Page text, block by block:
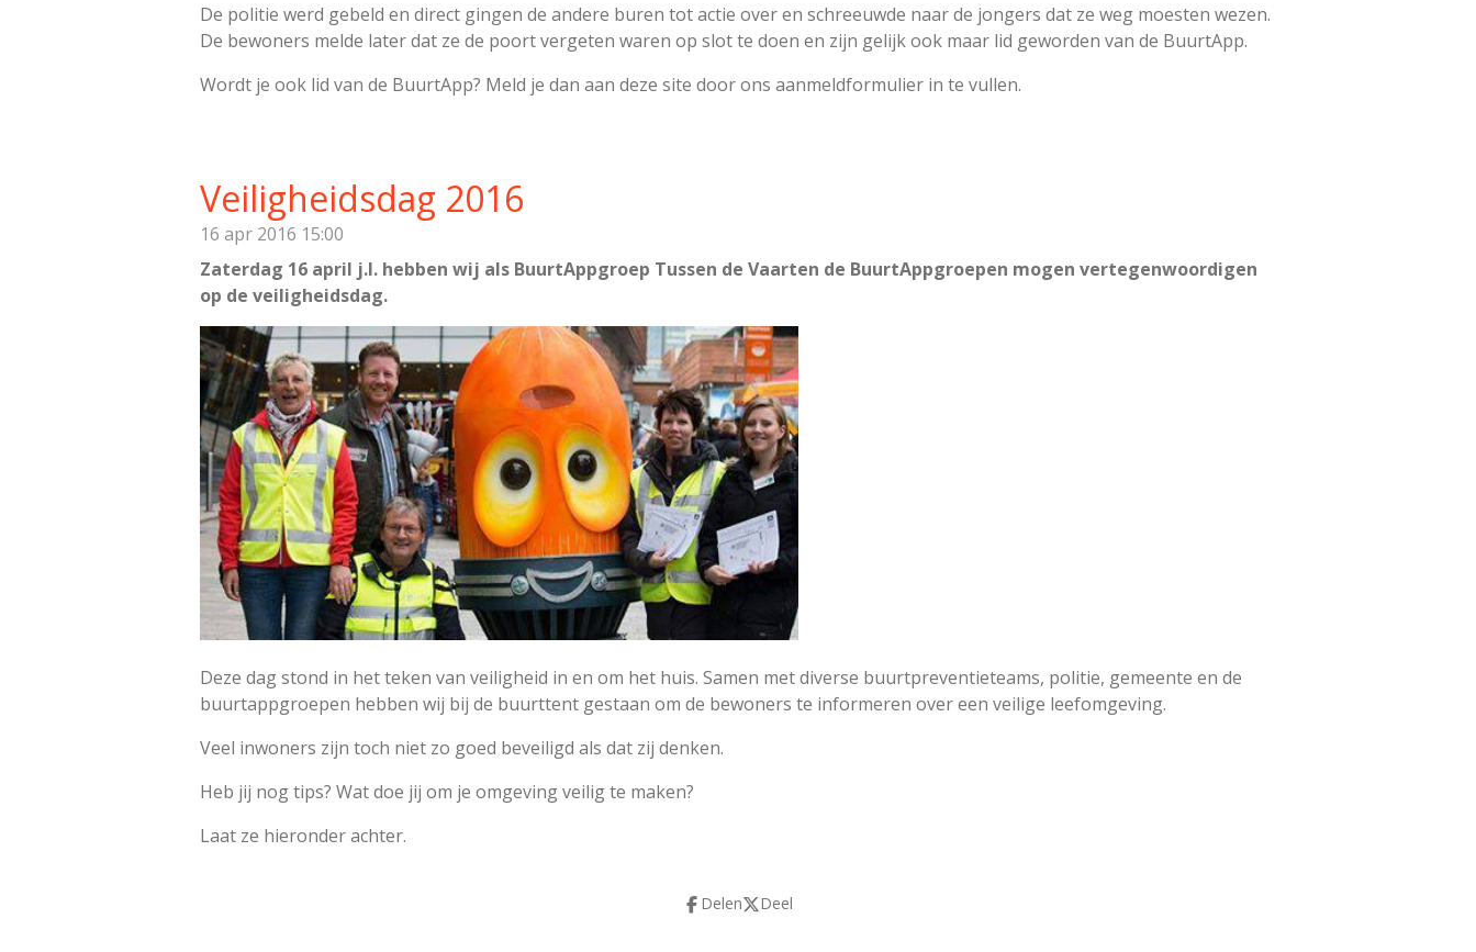
De politie werd gebeld en direct gingen de andere buren tot actie over en schreeuwde naar de jongers dat ze weg moesten wezen.
De bewoners melde later dat ze de poort vergeten waren op slot te doen en zijn gelijk ook maar lid geworden van de BuurtApp.
Wordt je ook lid van de BuurtApp? Meld je dan aan deze site door ons aanmeldformulier in te vullen.
Veiligheidsdag 2016
16 apr 2016 15:00
Zaterdag 16 april j.l. hebben wij als BuurtAppgroep Tussen de Vaarten de BuurtAppgroepen mogen vertegenwoordigen
op de veiligheidsdag.
Deze dag stond in het teken van veiligheid in en om het huis. Samen met diverse buurtpreventieteams, politie, gemeente en de
buurtappgroepen hebben wij bij de buurttent gestaan om de bewoners te informeren over een veilige leefomgeving.
Veel inwoners zijn toch niet zo goed beveiligd als dat zij denken.
Heb jij nog tips? Wat doe jij om je omgeving veilig te maken?
Laat ze hieronder achter.
Delen Deel